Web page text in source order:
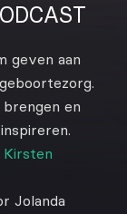
geven aan
en
Kirsten
Jolanda